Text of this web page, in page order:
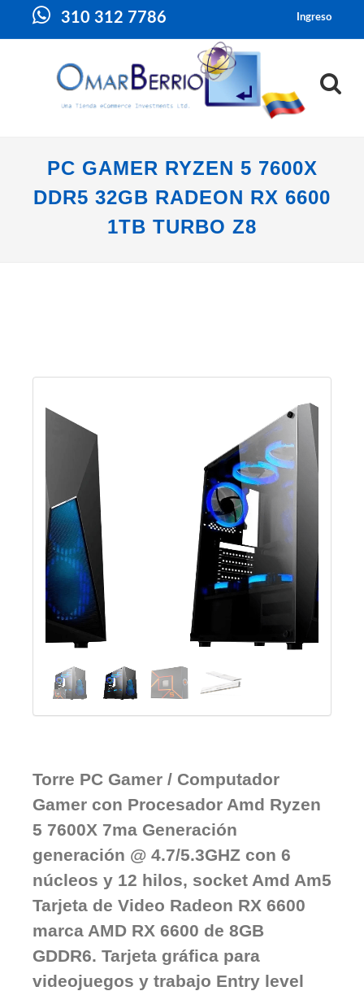
310 312 7786 Ingreso
PC GAMER RYZEN 5 7600X
DDR5 32GB RADEON RX 6600
1TB TURBO Z8
Torre PC Gamer / Computador
Gamer con Procesador Amd Ryzen
5 7600X 7ma Generación
generación @ 4.7/5.3GHZ con 6
núcleos y 12 hilos, socket Amd Am5
Tarjeta de Video Radeon RX 6600
marca AMD RX 6600 de 8GB
GDDR6. Tarjeta gráfica para
videojuegos y trabajo Entry level